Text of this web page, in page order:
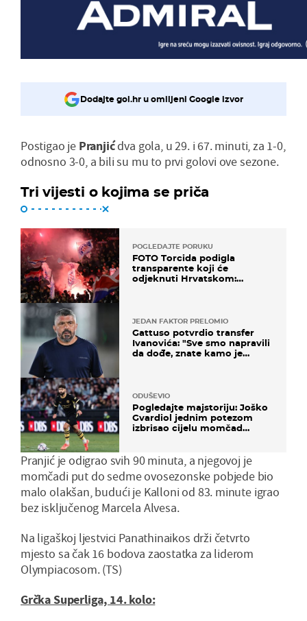
Dodajte gol.hr u omiljeni Google izvor
Postigao je Pranjićdva gola, u 29. i 67. minuti, za 1-0,
odnosno 3-0, a bili su mu to prvi golovi ove sezone.
Tri vijesti o kojima se priča
POGLEDAJTE PORUKU
FOTO Torcida podigla
transparente koji će
odjeknuti Hrvatskom:
JEDAN FAKTOR PRELOMIO
Gattuso potvrdio transfer
Ivanovića: "Sve smo napravili
da dođe, znate kamo je
ODUŠEVIO
Pogledajte majstoriju: Joško
Gvardiol jednim potezom
izbrisao cijelu momčad
Pranjić je odigrao svih 90 minuta, a njegovoj je
momčadi put do sedme ovosezonske pobjede bio
malo olakšan, budući je Kalloni od 83. minute igrao
bez isključenog Marcela Alvesa.
Na ligaškoj ljestvici Panathinaikos drži četvrto
mjesto sa čak 16 bodova zaostatka za liderom
Olympiacosom. (TS)
Grčka Superliga, 14. kolo: